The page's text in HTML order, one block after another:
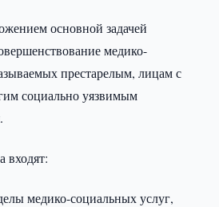
основной задачей
медико-
престарелым, лицам с
социально уязвимым
входят:
медико-социальных услуг,